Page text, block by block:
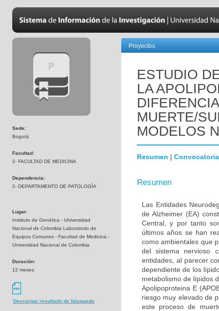
Sede:
Bogotá
Facultad:
2- FACULTAD DE MEDICINA
Dependencia:
2- DEPARTAMENTO DE PATOLOGÍA
Lugar:
Instituto de Genética - Universidad
Nacional de Colombia Laboratorio de
Equipos Comunes - Facultad de Medicina -
Universidad Nacional de Colombia
Duración:
12 meses
Descargar resultado de búsqueda
Proyectos
ESTUDIO
LA
MUERTE/
MODELOS
Resumen | Convocatoria
Resumen
Las Entidades
de Alzheimer (EA)
Central, y por tanto
últimos años se han
como ambientales que
del sistema nervioso
entidades, al parecer
dependiente de los
metabolismo de lípidos
Apolipoproteina E
riesgo muy elevado de
este proceso de